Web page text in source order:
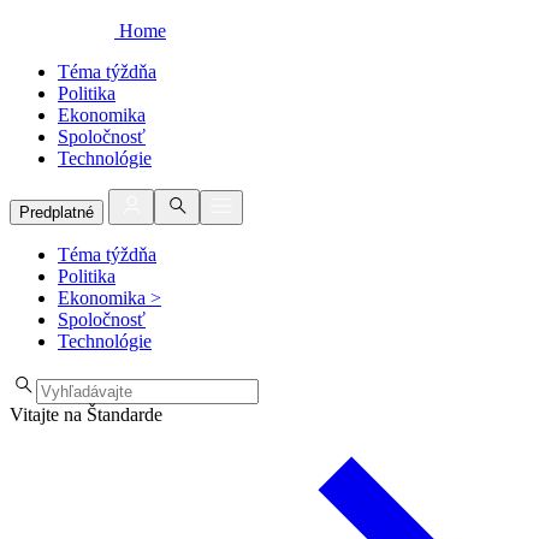
Home
Téma týždňa
Politika
Ekonomika
Spoločnosť
Technológie
Predplatné
Téma týždňa
Politika
Ekonomika >
Spoločnosť
Technológie
Vitajte na Štandarde